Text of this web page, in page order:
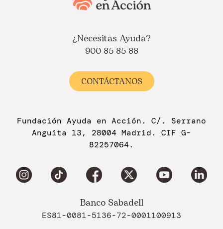
¿Necesitas Ayuda?
900 85 85 88
CONTÁCTANOS
Fundación Ayuda en Acción. C/. Serrano
Anguita 13, 28004 Madrid. CIF G-
82257064.
Banco Sabadell
ES81-0081-5136-72-0001100913